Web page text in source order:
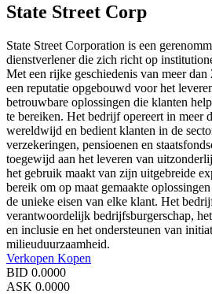
State Street Corp
State Street Corporation is een
dienstverlener die zich richt op
Met een rijke geschiedenis van meer dan
een reputatie opgebouwd voor het
betrouwbare oplossingen die klanten
te bereiken. Het bedrijf opereert in meer
wereldwijd en bedient klanten in de
verzekeringen, pensioenen en
toegewijd aan het leveren van
het gebruik maakt van zijn uitgebreide
bereik om op maat gemaakte
de unieke eisen van elke klant. Het
verantwoordelijk bedrijfsburgerschap,
en inclusie en het ondersteunen van
milieuduurzaamheid.
Verkopen Kopen
BID 0.0000
ASK 0.0000